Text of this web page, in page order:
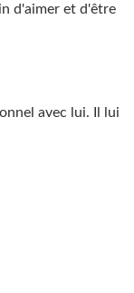
d'aimer et d'être
avec lui. Il lui